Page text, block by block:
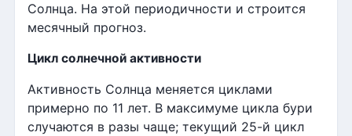
Солнца. На этой периодичности и строится
месячный прогноз.
Цикл солнечной активности
Активность Солнца меняется циклами
примерно по 11 лет. В максимуме цикла бури
случаются в разы чаще; текущий 25-й цикл